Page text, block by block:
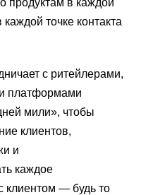
продуктам в каждой
точке контакта
с ритейлерами,
платформами
мили», чтобы
клиентов,
и
каждое
клиентом — будь то